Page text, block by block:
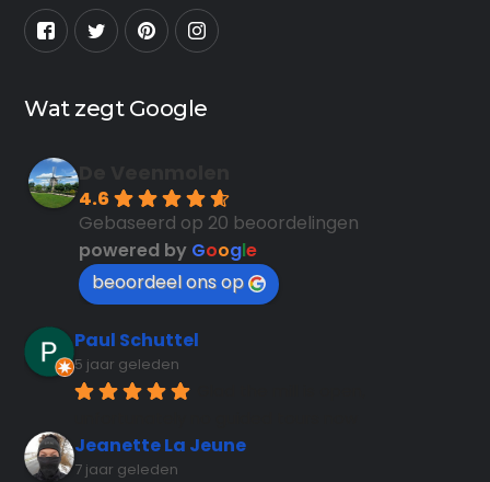
Wat zegt Google
4.6
Gebaseerd op 20 beoordelingen
powered by Google
beoordeel ons op
Paul Schuttel
5 jaar geleden
Jeanette La Jeune
7 jaar geleden